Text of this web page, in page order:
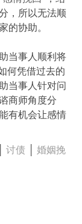
，所以无法顺
的协助。
当事人顺利将
何凭借过去的
当事人针对问
商师角度分
有机会让感情
│讨债 │婚姻挽